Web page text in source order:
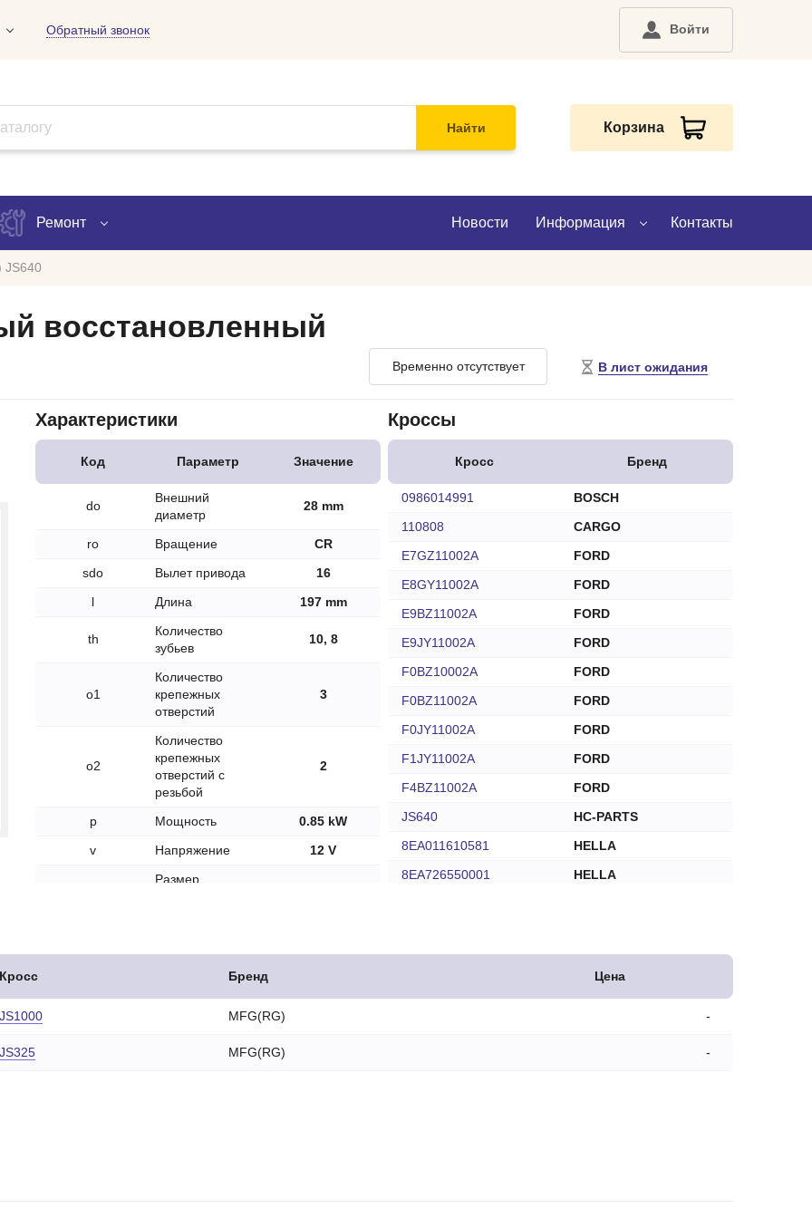
Обратный звонок Войти
Найти Корзина
Ремонт
Проверка ремонта
Новости Информация
Оплата
Контакты
JS640
Временно отсутствует В лист ожидания
восстановленный
Характеристики
Код Параметр Значение
do
Внешний
диаметр
28 mm
ro Вращение
CR
sdo
Вылет привода
16
l
Длина 197 mm
th
Количество
зубьев
10, 8
o1
Количество
крепежных
отверстий
3
o2
Количество
крепежных
отверстий с
резьбой
2
p Мощность
0.85 kW
v
Напряжение 12 V
Размер
Кроссы
Кросс Бренд
0986014991
BOSCH
110808
CARGO
E7GZ11002A
FORD
E8GY11002A
FORD
E9BZ11002A
FORD
E9JY11002A
FORD
F0BZ10002A
FORD
F0BZ11002A
FORD
F0JY11002A
FORD
F1JY11002A
FORD
F4BZ11002A
FORD
JS640
HC-PARTS
8EA011610581
HELLA
8EA726550001
HELLA
Кросс Бренд Цена
JS1000 MFG(RG) -
JS325 MFG(RG) -